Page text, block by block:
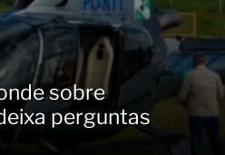
sobre
perguntas